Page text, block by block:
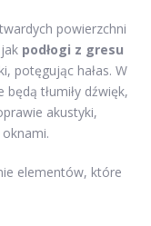
powierzchni
podłogi z gresu
potęgując hałas. W
będą tłumiły dźwięk,
akustyki,
elementów, które